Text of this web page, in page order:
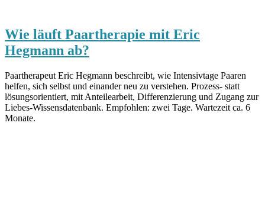
Wie läuft Paartherapie mit Eric
Hegmann ab?
Paartherapeut Eric Hegmann beschreibt, wie Intensivtage Paaren
helfen, sich selbst und einander neu zu verstehen. Prozess- statt
lösungsorientiert, mit Anteilearbeit, Differenzierung und Zugang zur
Liebes-Wissensdatenbank. Empfohlen: zwei Tage. Wartezeit ca. 6
Monate.